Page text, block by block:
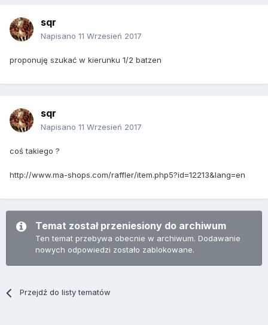
sqr
Napisano 11 Wrzesień 2017
proponuję szukać w kierunku 1/2 batzen
sqr
Napisano 11 Wrzesień 2017
coś takiego ?
http://www.ma-shops.com/raffler/item.php5?id=12213&lang=en
Temat został przeniesiony do archiwum
Ten temat przebywa obecnie w archiwum. Dodawanie
nowych odpowiedzi zostało zablokowane.
Przejdź do listy tematów